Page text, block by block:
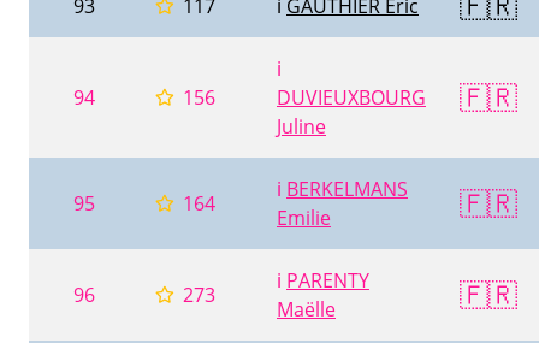
93 117 ℹ️ GAUTHIER Eric
94 156
ℹ️
DUVIEUXBOURG
Juline
🇫🇷
95 164
ℹ️ BERKELMANS
Emilie
🇫🇷
96 273
ℹ️ PARENTY
Maëlle
🇫🇷